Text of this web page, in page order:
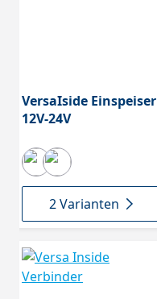
VersaIside Einspeiser
12V-24V
2 Varianten